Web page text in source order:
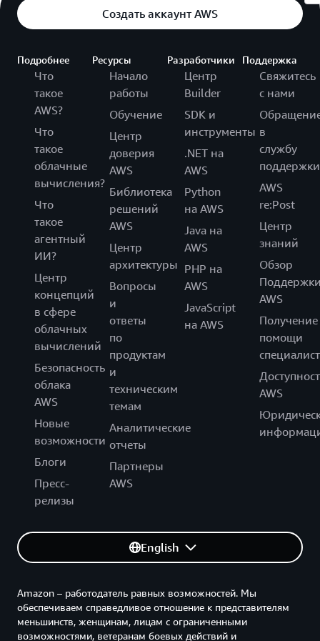
Создать аккаунт AWS
Подробнее
Что
такое
AWS?
Что
такое
облачные
вычисления?
Что
такое
агентный
ИИ?
Центр
концепций
в сфере
облачных
вычислений
Безопасность
облака
AWS
Новые
возможности
Блоги
Пресс-
релизы
Ресурсы
Начало
работы
Обучение
Центр
доверия
AWS
Библиотека
решений
AWS
Центр
архитектуры
Вопросы
и
ответы
по
продуктам
и
техническим
темам
Аналитические
отчеты
Партнеры
AWS
Разработчики
Центр
Builder
SDK и
инструменты
.NET на
AWS
Python
на AWS
Java на
AWS
PHP на
AWS
JavaScript
на AWS
Поддержка
Свяжитесь
с нами
в
службу
поддержки
AWS
re:Post
Центр
знаний
Обзор
AWS
Получение
помощи
AWS
English
Amazon – работодатель равных возможностей. Мы
обеспечиваем справедливое отношение к представителям
меньшинств, женщинам, лицам с ограниченными
возможностями, ветеранам боевых действий и